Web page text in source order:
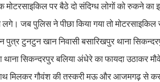
मोटरसाइकिल पर बैठे दो संदिग्ध लोगों को रुकने
जब पुलिस ने पीछा किया गया तो
पुत्र टुनटुन खान निवासी बसारिखपुर थाना
थाना सिकन्दरपुर बलिया अंधेरे का फायदा
मिलकर गौवंश की तस्करी मऊ और आजमगढ़ से